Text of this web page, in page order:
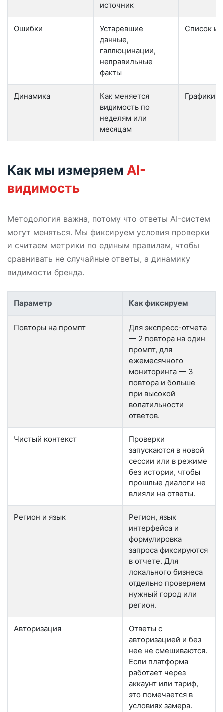
источник
Ошибки
Устаревшие
данные,
галлюцинации,
неправильные
факты
Список
Динамика
Как меняется
видимость по
неделям или
месяцам
Графики
Как мы измеряем AI-
видимость
Методология важна, потому что ответы AI-систем
могут меняться. Мы фиксируем условия проверки
и считаем метрики по единым правилам, чтобы
сравнивать не случайные ответы, а динамику
видимости бренда.
Параметр Как фиксируем
Повторы на промпт
Для экспресс-отчета
— 2 повтора на один
промпт, для
ежемесячного
мониторинга — 3
повтора и больше
при высокой
волатильности
ответов.
Чистый контекст
Проверки
запускаются в новой
сессии или в режиме
без истории, чтобы
прошлые диалоги не
влияли на ответы.
Регион и язык
Регион, язык
интерфейса и
формулировка
запроса фиксируются
в отчете. Для
локального бизнеса
отдельно проверяем
нужный город или
регион.
Авторизация
Ответы с
авторизацией и без
нее не смешиваются.
Если платформа
работает через
аккаунт или тариф,
это помечается в
условиях замера.